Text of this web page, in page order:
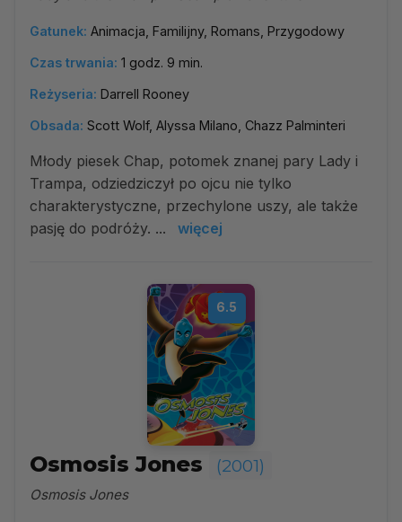
Gatunek: Animacja, Familijny, Romans, Przygodowy
Czas trwania: 1 godz. 9 min.
Reżyseria: Darrell Rooney
Obsada: Scott Wolf, Alyssa Milano, Chazz Palminteri
Młody piesek Chap, potomek znanej pary Lady i
Trampa, odziedziczył po ojcu nie tylko
charakterystyczne, przechylone uszy, ale także
pasję do podróży. ...
więcej
6.5
Osmosis Jones (2001)
Osmosis Jones